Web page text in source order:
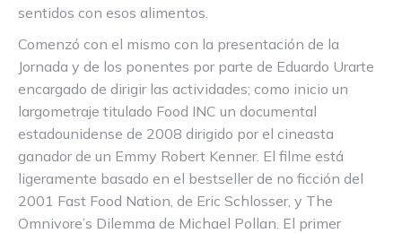
sentidos con esos alimentos.
Comenzó con el mismo con la presentación de la
Jornada y de los ponentes por parte de Eduardo Urarte
encargado de dirigir las actividades; como inicio un
largometraje titulado Food INC un documental
estadounidense de 2008 dirigido por el cineasta
ganador de un Emmy Robert Kenner. El filme está
ligeramente basado en el bestseller de no ficción del
2001 Fast Food Nation, de Eric Schlosser, y The
Omnivore’s Dilemma de Michael Pollan. El primer